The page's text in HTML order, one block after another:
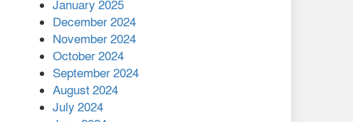
বান্দরবানে বন্যায় ক্ষতিগ্রস্তদের
মাঝে সহায়তা দিলেন সাচিং প্রু
জেরী
January 2025
December 2024
November 2024
October 2024
September 2024
August 2024
July 2024